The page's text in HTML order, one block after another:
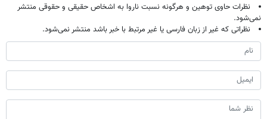
نظرات حاوی توهین و هرگونه نسبت ناروا به اشخاص حقیقی و حقوقی منتشر
نمی‌شود.
نظراتی که غیر از زبان فارسی یا غیر مرتبط با خبر باشد منتشر نمی‌شود.